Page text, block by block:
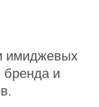
имиджевых
бренда и